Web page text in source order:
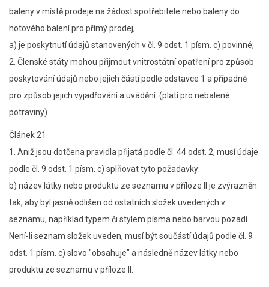
baleny v místě prodeje na žádost spotřebitele nebo baleny do
hotového balení pro přímý prodej,
a) je poskytnutí údajů stanovených v čl. 9 odst. 1 písm. c) povinné;
2. Členské státy mohou přijmout vnitrostátní opatření pro způsob
poskytování údajů nebo jejich částí podle odstavce 1 a případně
pro způsob jejich vyjadřování a uvádění. (platí pro nebalené
potraviny)
Článek 21
1. Aniž jsou dotčena pravidla přijatá podle čl. 44 odst. 2, musí údaje
podle čl. 9 odst. 1 písm. c) splňovat tyto požadavky:
b) název látky nebo produktu ze seznamu v příloze II je zvýrazněn
tak, aby byl jasně odlišen od ostatních složek uvedených v
seznamu, například typem či stylem písma nebo barvou pozadí.
Není-li seznam složek uveden, musí být součástí údajů podle čl. 9
odst. 1 písm. c) slovo "obsahuje" a následně název látky nebo
produktu ze seznamu v příloze II.